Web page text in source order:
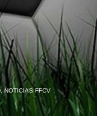
,NOTICIAS FFCV